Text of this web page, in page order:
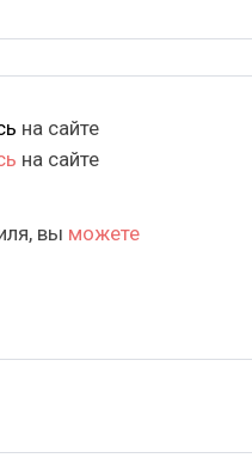
на сайте
на сайте
вы можете